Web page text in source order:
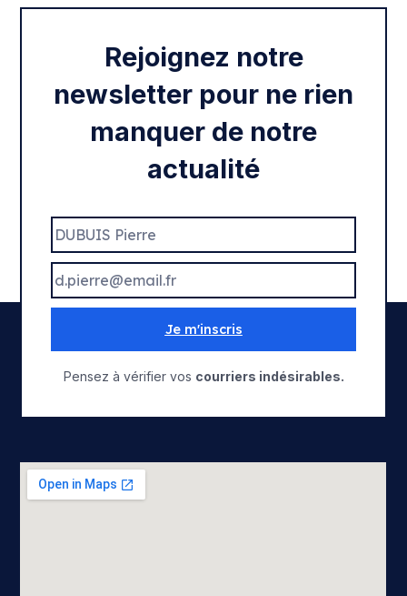
Rentrée 2020
Rejoignez notre
newsletter pour ne rien
manquer de notre
actualité
Je m'inscris
Pensez à vérifier vos courriers indésirables.